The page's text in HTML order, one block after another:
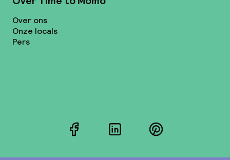
Over ons
Onze locals
Pers
FacebookLinkedInPinterest